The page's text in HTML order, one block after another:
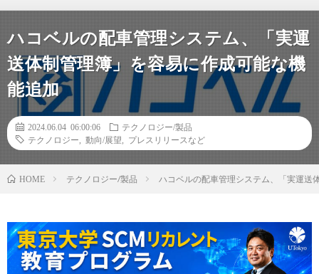
ハコベルの配車管理システム、「実運
送体制管理簿」を容易に作成可能な機
能追加
2024.06.04 06:00:06
テクノロジー/製品
テクノロジー
動向/展望 プレスリリースなど
HOME テクノロジー/製品 ハコベルの配車管理システム、「実運送